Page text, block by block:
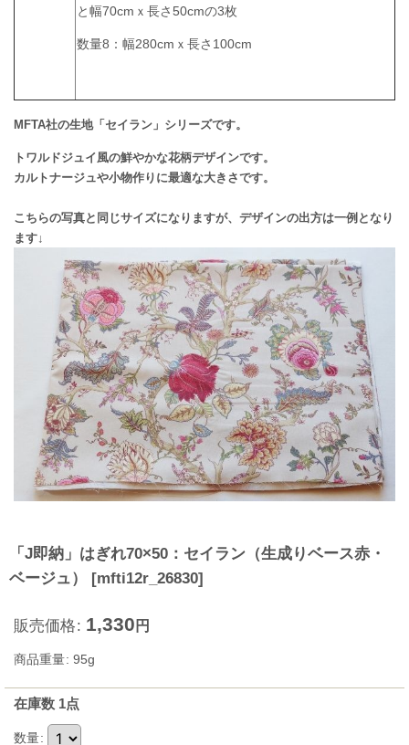
と幅70cmｘ長さ50cmの3枚
数量8：幅280cmｘ長さ100cm
MFTA社の生地「セイラン」シリーズです。
トワルドジュイ風の鮮やかな花柄デザインです。
カルトナージュや小物作りに最適な大きさです。
こちらの写真と同じサイズになりますが、デザインの出方は一例となり
ます↓
「J即納」はぎれ70×50：セイラン（生成りベース赤・
ベージュ）
[mfti12r_26830]
販売価格: 1,330 円
商品重量: 95g
在庫数 1点
数量: